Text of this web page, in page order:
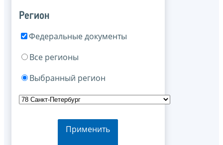
Регион
Федеральные документы
Все регионы
Выбранный регион
Применить